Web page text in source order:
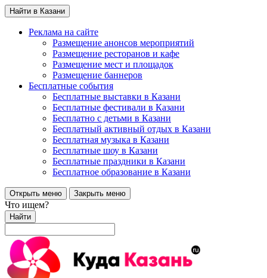
Найти в Казани
Реклама на сайте
Размещение анонсов мероприятий
Размещение ресторанов и кафе
Размещение мест и площадок
Размещение баннеров
Бесплатные события
Бесплатные выставки в Казани
Бесплатные фестивали в Казани
Бесплатно с детьми в Казани
Бесплатный активный отдых в Казани
Бесплатная музыка в Казани
Бесплатные шоу в Казани
Бесплатные праздники в Казани
Бесплатное образование в Казани
Открыть меню Закрыть меню
Что ищем?
Найти